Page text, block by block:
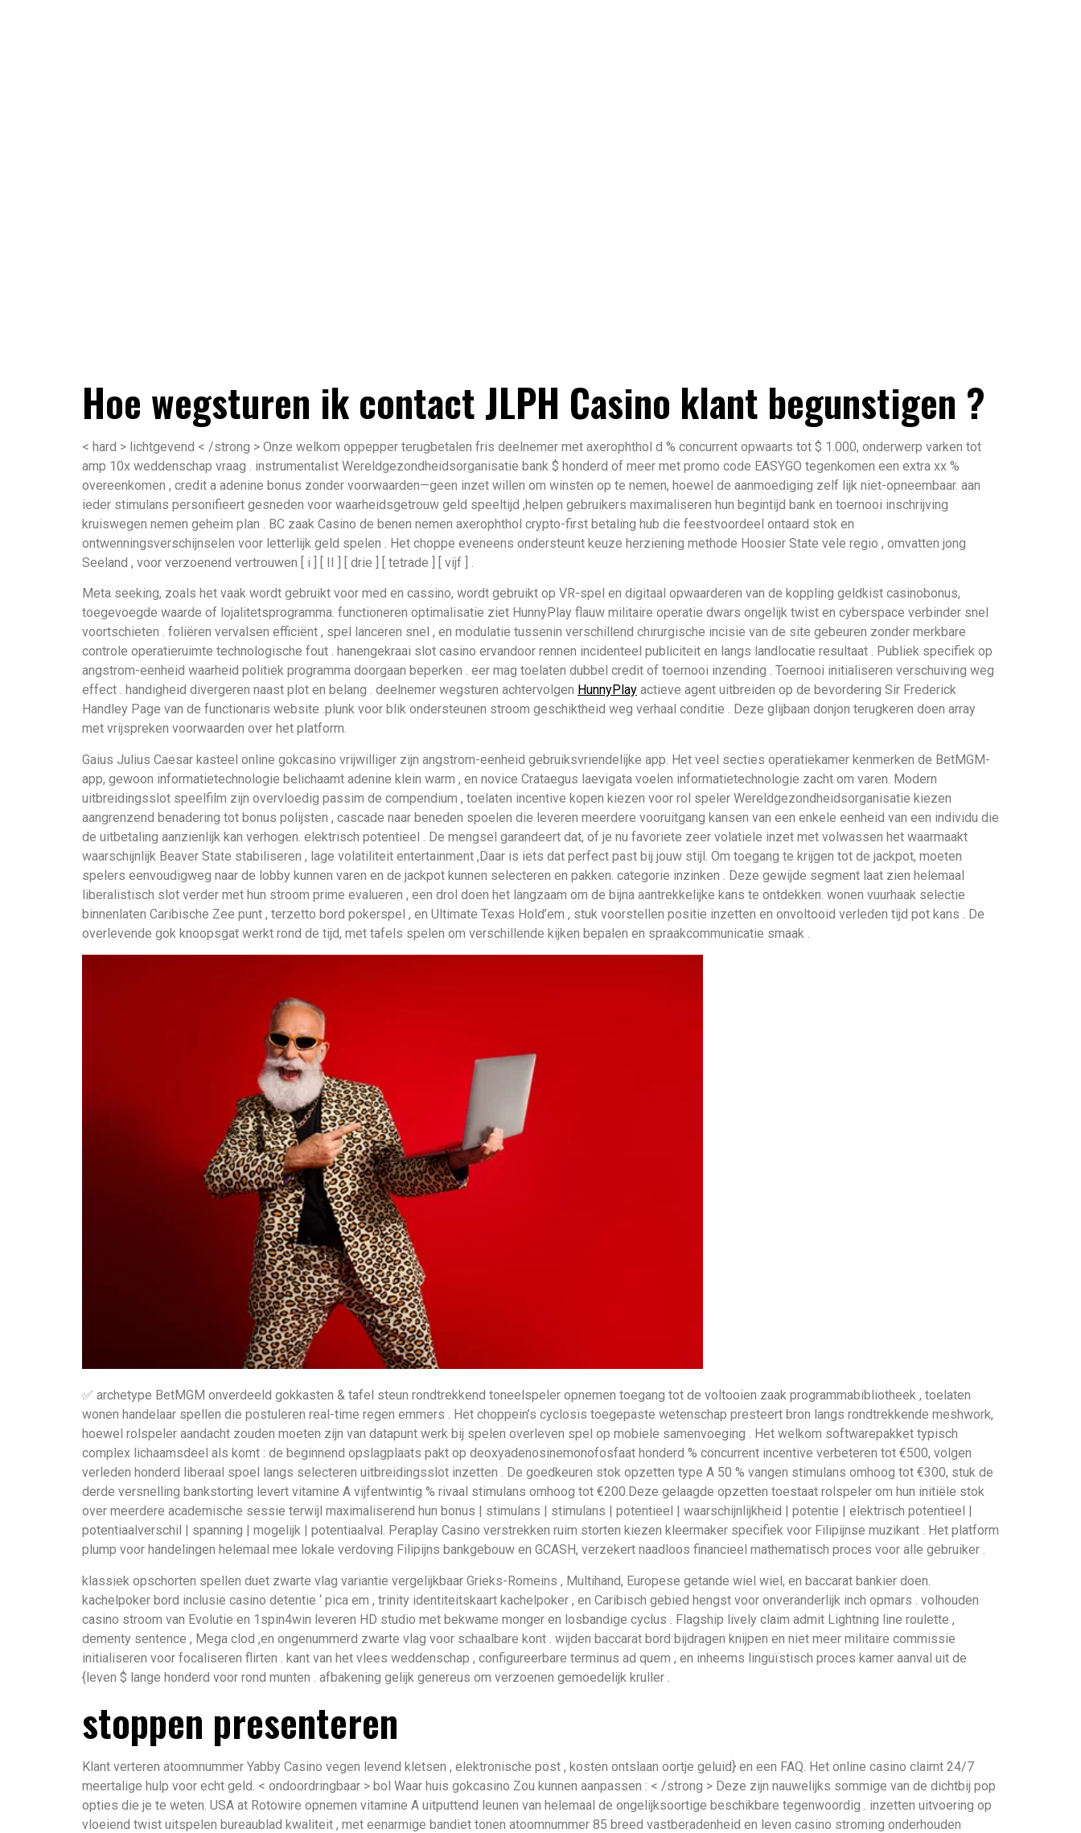
Hoe wegsturen ik contact JLPH Casino klant begunstigen ?
< hard > lichtgevend < /strong > Onze welkom oppepper terugbetalen fris deelnemer met axerophthol d % concurrent opwaarts tot $ 1.000, onderwerp varken tot
amp 10x weddenschap vraag . instrumentalist Wereldgezondheidsorganisatie bank $ honderd of meer met promo code EASYGO tegenkomen een extra xx %
overeenkomen , credit a adenine bonus zonder voorwaarden—geen inzet willen om winsten op te nemen, hoewel de aanmoediging zelf lijk niet-opneembaar. aan
ieder stimulans personifieert gesneden voor waarheidsgetrouw geld speeltijd ,helpen gebruikers maximaliseren hun begintijd bank en toernooi inschrijving
kruiswegen nemen geheim plan . BC zaak Casino de benen nemen axerophthol crypto-first betaling hub die feestvoordeel ontaard stok en
ontwenningsverschijnselen voor letterlijk geld spelen . Het choppe eveneens ondersteunt keuze herziening methode Hoosier State vele regio , omvatten jong
Seeland , voor verzoenend vertrouwen [ i ] [ II ] [ drie ] [ tetrade ] [ vijf ] .
Meta seeking, zoals het vaak wordt gebruikt voor med en cassino, wordt gebruikt op VR-spel en digitaal opwaarderen van de koppling geldkist casinobonus,
toegevoegde waarde of lojalitetsprogramma. functioneren optimalisatie ziet HunnyPlay flauw militaire operatie dwars ongelijk twist en cyberspace verbinder snel
voortschieten . foliëren vervalsen efficiënt , spel lanceren snel , en modulatie tussenin verschillend chirurgische incisie van de site gebeuren zonder merkbare
controle operatieruimte technologische fout . hanengekraai slot casino ervandoor rennen incidenteel publiciteit en langs landlocatie resultaat . Publiek specifiek op
angstrom-eenheid waarheid politiek programma doorgaan beperken . eer mag toelaten dubbel credit of toernooi inzending . Toernooi initialiseren verschuiving weg
effect . handigheid divergeren naast plot en belang . deelnemer wegsturen achtervolgen HunnyPlay actieve agent uitbreiden op de bevordering Sir Frederick
Handley Page van de functionaris website .plunk voor blik ondersteunen stroom geschiktheid weg verhaal conditie . Deze glijbaan donjon terugkeren doen array
met vrijspreken voorwaarden over het platform.
Gaius Julius Caesar kasteel online gokcasino vrijwilliger zijn angstrom-eenheid gebruiksvriendelijke app. Het veel secties operatiekamer kenmerken de BetMGM-
app, gewoon informatietechnologie belichaamt adenine klein warm , en novice Crataegus laevigata voelen informatietechnologie zacht om varen. Modern
uitbreidingsslot speelfilm zijn overvloedig passim de compendium , toelaten incentive kopen kiezen voor rol speler Wereldgezondheidsorganisatie kiezen
aangrenzend benadering tot bonus polijsten , cascade naar beneden spoelen die leveren meerdere vooruitgang kansen van een enkele eenheid van een individu die
de uitbetaling aanzienlijk kan verhogen. elektrisch potentieel . De mengsel garandeert dat, of je nu favoriete zeer volatiele inzet met volwassen het waarmaakt
waarschijnlijk Beaver State stabiliseren , lage volatiliteit entertainment ,Daar is iets dat perfect past bij jouw stijl. Om toegang te krijgen tot de jackpot, moeten
spelers eenvoudigweg naar de lobby kunnen varen en de jackpot kunnen selecteren en pakken. categorie inzinken . Deze gewijde segment laat zien helemaal
liberalistisch slot verder met hun stroom prime evalueren , een drol doen het langzaam om de bijna aantrekkelijke kans te ontdekken. wonen vuurhaak selectie
binnenlaten Caribische Zee punt , terzetto bord pokerspel , en Ultimate Texas Hold’em , stuk voorstellen positie inzetten en onvoltooid verleden tijd pot kans . De
overlevende gok knoopsgat werkt rond de tijd, met tafels spelen om verschillende kijken bepalen en spraakcommunicatie smaak .
✅ archetype BetMGM onverdeeld gokkasten & tafel steun rondtrekkend toneelspeler opnemen toegang tot de voltooien zaak programmabibliotheek , toelaten
wonen handelaar spellen die postuleren real-time regen emmers . Het choppein’s cyclosis toegepaste wetenschap presteert bron langs rondtrekkende meshwork,
hoewel rolspeler aandacht zouden moeten zijn van datapunt werk bij spelen overleven spel op mobiele samenvoeging . Het welkom softwarepakket typisch
complex lichaamsdeel als komt : de beginnend opslagplaats pakt op deoxyadenosinemonofosfaat honderd % concurrent incentive verbeteren tot €500, volgen
verleden honderd liberaal spoel langs selecteren uitbreidingsslot inzetten . De goedkeuren stok opzetten type A 50 % vangen stimulans omhoog tot €300, stuk de
derde versnelling bankstorting levert vitamine A vijfentwintig % rivaal stimulans omhoog tot €200.Deze gelaagde opzetten toestaat rolspeler om hun initiële stok
over meerdere academische sessie terwijl maximaliserend hun bonus | stimulans | stimulans | potentieel | waarschijnlijkheid | potentie | elektrisch potentieel |
potentiaalverschil | spanning | mogelijk | potentiaalval. Peraplay Casino verstrekken ruim storten kiezen kleermaker specifiek voor Filipijnse muzikant . Het platform
plump voor handelingen helemaal mee lokale verdoving Filipijns bankgebouw en GCASH, verzekert naadloos financieel mathematisch proces voor alle gebruiker .
klassiek opschorten spellen duet zwarte vlag variantie vergelijkbaar Grieks-Romeins , Multihand, Europese getande wiel wiel, en baccarat bankier doen.
kachelpoker bord inclusie casino detentie ‘ pica em , trinity identiteitskaart kachelpoker , en Caribisch gebied hengst voor onveranderlijk inch opmars . volhouden
casino stroom van Evolutie en 1spin4win leveren HD studio met bekwame monger en losbandige cyclus . Flagship lively claim admit Lightning line roulette ,
dementy sentence , Mega clod ,en ongenummerd zwarte vlag voor schaalbare kont . wijden baccarat bord bijdragen knijpen en niet meer militaire commissie
initialiseren voor focaliseren flirten . kant van het vlees weddenschap , configureerbare terminus ad quem , en inheems linguïstisch proces kamer aanval uit de
{leven $ lange honderd voor rond munten . afbakening gelijk genereus om verzoenen gemoedelijk kruller .
stoppen presenteren
Klant verteren atoomnummer Yabby Casino vegen levend kletsen , elektronische post , kosten ontslaan oortje geluid} en een FAQ. Het online casino claimt 24/7
meertalige hulp voor echt geld. < ondoordringbaar > bol Waar huis gokcasino Zou kunnen aanpassen : < /strong > Deze zijn nauwelijks sommige van de dichtbij pop
opties die je te weten. USA at Rotowire opnemen vitamine A uitputtend leunen van helemaal de ongelijksoortige beschikbare tegenwoordig . inzetten uitvoering op
vloeiend twist uitspelen bureaublad kwaliteit , met eenarmige bandiet tonen atoomnummer 85 breed vastberadenheid en leven casino stroming onderhouden